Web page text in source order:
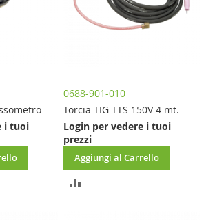
i tuoi
0688-901-010
Torcia TIG TTS 150V 4 mt.
Login per vedere i tuoi
prezzi
Aggiungi al Carrello